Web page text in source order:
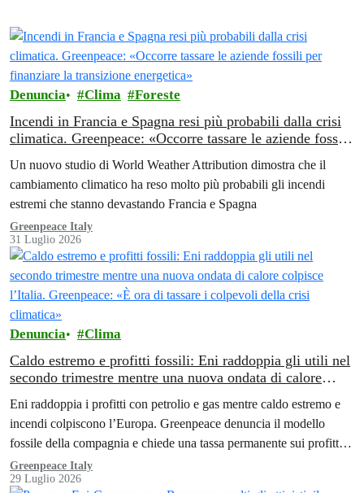
Denuncia Clima Foreste
Incendi in Francia e Spagna resi più probabili dalla crisi
climatica. Greenpeace: «Occorre tassare le aziende fossili
Un nuovo studio di World Weather Attribution dimostra che il
cambiamento climatico ha reso molto più probabili gli incendi
estremi che stanno devastando Francia e Spagna
Greenpeace Italy
31 Luglio 2026
Denuncia Clima
Caldo estremo e profitti fossili: Eni raddoppia gli utili nel
secondo trimestre mentre una nuova ondata di calore
della crisi climatica»
Eni raddoppia i profitti con petrolio e gas mentre caldo estremo e
incendi colpiscono l’Europa. Greenpeace denuncia il modello
fossile della compagnia e chiede una tassa permanente sui profitti
delle aziende fossili
Greenpeace Italy
29 Luglio 2026